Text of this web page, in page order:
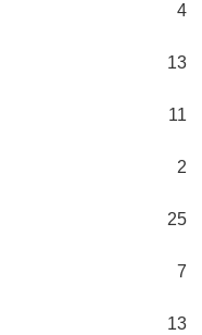
4
13
11
2
25
7
13